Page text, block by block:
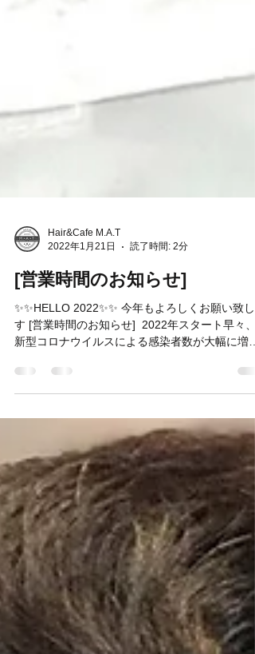
Hair&Cafe M.A.T
2022年1月21日
読了時間: 2分
[営業時間のお知らせ]
✨✨HELLO 2022✨✨ 今年もよろしくお願い致し
新型コロナウイルスによる感染者数が大幅に増え
ていますね😢第6波が早くおさまる事を願います
⁡ 当店はカフェを併設している事もあり、...